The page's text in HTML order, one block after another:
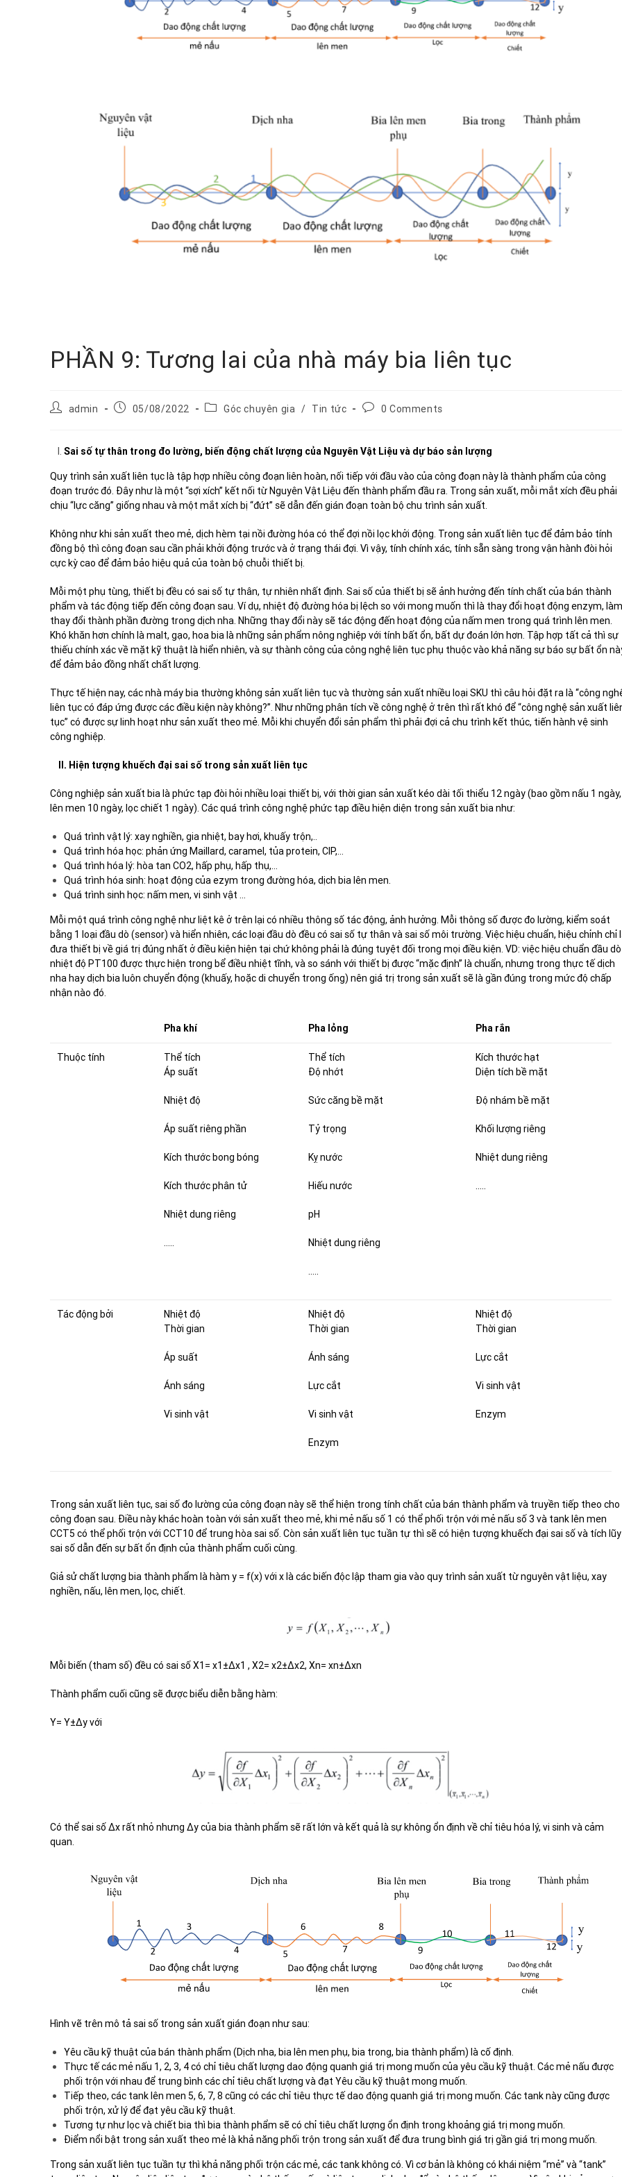
PHẦN 9: Tương lai của nhà máy bia liên tục
admin 05/08/2022 Góc chuyên gia / Tin tức 0 Comments
Sai số tự thân trong đo lường, biến động chất lượng của Nguyên Vật Liệu và dự báo sản lượng
Quy trình sản xuất liên tục là tập hợp nhiều công đoạn liên hoàn, nối tiếp với đầu vào của công đoạn này là thành phẩm của công
đoạn trước đó. Đây như là một “sợi xích” kết nối từ Nguyên Vật Liệu đến thành phẩm đầu ra. Trong sản xuất, mỗi mắt xích đều phải
chịu “lực căng” giống nhau và một mắt xích bị “đứt” sẽ dẫn đến gián đoạn toàn bộ chu trình sản xuất.
Không như khi sản xuất theo mẻ, dịch hèm tại nồi đường hóa có thể đợi nồi lọc khởi động. Trong sản xuất liên tục để đảm bảo tính
đồng bộ thì công đoạn sau cần phải khởi động trước và ở trạng thái đợi. Vì vậy, tính chính xác, tính sẵn sàng trong vận hành đòi hỏi
cực kỳ cao để đảm bảo hiệu quả của toàn bộ chuỗi thiết bị.
Mỗi một phụ tùng, thiết bị đều có sai số tự thân, tự nhiên nhất định. Sai số của thiết bị sẽ ảnh hưởng đến tính chất của bán thành
phẩm và tác động tiếp đến công đoạn sau. Ví dụ, nhiệt độ đường hóa bị lệch so với mong muốn thì là thay đổi hoạt động enzym, làm
thay đổi thành phần đường trong dịch nha. Những thay đổi này sẽ tác động đến hoạt động của nấm men trong quá trình lên men.
Khó khăn hơn chính là malt, gạo, hoa bia là những sản phẩm nông nghiệp với tính bất ổn, bất dự đoán lớn hơn. Tập hợp tất cả thì sự
thiếu chính xác về mặt kỹ thuật là hiển nhiên, và sự thành công của công nghệ liên tục phụ thuộc vào khả năng sự báo sự bất ổn
để đảm bảo đồng nhất chất lượng.
Thực tế hiện nay, các nhà máy bia thường không sản xuất liên tục và thường sản xuất nhiều loại SKU thì câu hỏi đặt ra là “công
liên tục có đáp ứng được các điều kiện này không?”. Như những phân tích về công nghệ ở trên thì rất khó để “công nghệ sản xuất
tục” có được sự linh hoạt như sản xuất theo mẻ. Mỗi khi chuyển đổi sản phẩm thì phải đợi cả chu trình kết thúc, tiến hành vệ sinh
công nghiệp.
II. Hiện tượng khuếch đại sai số trong sản xuất liên tục
Công nghiệp sản xuất bia là phức tạp đòi hỏi nhiều loại thiết bị, với thời gian sản xuất kéo dài tối thiểu 12 ngày (bao gồm nấu 1 ngày,
lên men 10 ngày, lọc chiết 1 ngày). Các quá trình công nghệ phức tạp điều hiện diện trong sản xuất bia như:
Quá trình vật lý: xay nghiền, gia nhiệt, bay hơi, khuấy trộn,..
Quá trình hóa học: phản ứng Maillard, caramel, tủa protein, CIP,…
Quá trình hóa lý: hòa tan CO2, hấp phụ, hấp thụ,…
Quá trình hóa sinh: hoạt động của ezym trong đường hóa, dịch bia lên men.
Quá trình sinh học: nấm men, vi sinh vật …
Mỗi một quá trình công nghệ như liệt kê ở trên lại có nhiều thông số tác động, ảnh hưởng. Mỗi thông số được đo lường, kiểm soát
bằng 1 loại đầu dò (sensor) và hiển nhiên, các loại đầu dò đều có sai số tự thân và sai số môi trường. Việc hiệu chuẩn, hiệu chỉnh chỉ
đưa thiết bị về giá trị đúng nhất ở điều kiện hiện tại chứ không phải là đúng tuyệt đối trong mọi điều kiện. VD: việc hiệu chuẩn đầu dò
nhiệt độ PT100 được thực hiện trong bể điều nhiệt tĩnh, và so sánh với thiết bị được “mặc định” là chuẩn, nhưng trong thực tế dịch
nha hay dịch bia luôn chuyển động (khuấy, hoặc di chuyển trong ống) nên giá trị trong sản xuất sẽ là gần đúng trong mức độ chấp
nhận nào đó.
Pha khí Pha lỏng Pha rắn
Thuộc tính
Thể tích
Áp suất
Nhiệt độ
Áp suất riêng phần
Kích thước bong bóng
Kích thước phân tử
Nhiệt dung riêng
…..
Thể tích
Độ nhớt
Sức căng bề mặt
Tỷ trọng
Kỵ nước
Hiếu nước
pH
Nhiệt dung riêng
…..
Kích thước hạt
Diện tích bề mặt
Độ nhám bề mặt
Khối lượng riêng
Nhiệt dung riêng
…..
Tác động bởi
Nhiệt độ
Thời gian
Áp suất
Ánh sáng
Vi sinh vật
Nhiệt độ
Thời gian
Ánh sáng
Lực cắt
Vi sinh vật
Enzym
Nhiệt độ
Thời gian
Lực cắt
Vi sinh vật
Enzym
Trong sản xuất liên tục, sai số đo lường của công đoạn này sẽ thể hiện trong tính chất của bán thành phẩm và truyền tiếp theo cho
công đoạn sau. Điều này khác hoàn toàn với sản xuất theo mẻ, khi mẻ nấu số 1 có thể phối trộn với mẻ nấu số 3 và tank lên men
CCT5 có thể phối trộn với CCT10 để trung hòa sai số. Còn sản xuất liên tục tuần tự thì sẽ có hiện tượng khuếch đại sai số và tích lũy
sai số dẫn đến sự bất ổn định của thành phẩm cuối cùng.
Giả sử chất lượng bia thành phẩm là hàm y = f(x) với x là các biến độc lập tham gia vào quy trình sản xuất từ nguyên vật liệu, xay
nghiền, nấu, lên men, lọc, chiết.
Mỗi biến (tham số) đều có sai sốX1 = x1 ±∆x1 , X2= x2±∆x2, Xn= xn±∆xn
Thành phẩm cuối cũng sẽ được biểu diễn bằng hàm:
Y= Y±∆yvới
Có thể sai sốΔx rất nhỏ nhưng Δy của bia thành phẩm sẽ rất lớn và kết quả là sự không ổn định về chỉ tiêu hóa lý, vi sinh và cảm
quan.
Hình vẽ trên mô tả sai số trong sản xuất gián đoạn như sau:
Yêu cầu kỹ thuật của bán thành phẩm (Dịch nha, bia lên men phụ, bia trong, bia thành phẩm) là cố định.
Thực tế các mẻ nấu 1, 2, 3, 4 có chỉ tiêu chất lượng dao động quanh giá trị mong muốn của yêu cầu kỹ thuật. Các mẻ nấu được
phối trộn với nhau để trung bình các chỉ tiêu chất lượng và đạt Yêu cầu kỹ thuật mong muốn.
Tiếp theo, các tank lên men 5, 6, 7, 8 cũng có các chỉ tiêu thực tế dao động quanh giá trị mong muốn. Các tank này cũng được
phối trộn, xử lý để đạt yêu cầu kỹ thuật.
Tương tự như lọc và chiết bia thì bia thành phẩm sẽ có chỉ tiêu chất lượng ổn định trong khoảng giá trị mong muốn.
Điểm nổi bật trong sản xuất theo mẻ là khả năng phối trộn trong sản xuất để đưa trung bình giá trị gần giá trị mong muốn.
Trong sản xuất liên tục tuần tự thì khả năng phối trộn các mẻ, các tank không có. Vì cơ bản là không có khái niệm “mẻ” và “tank”